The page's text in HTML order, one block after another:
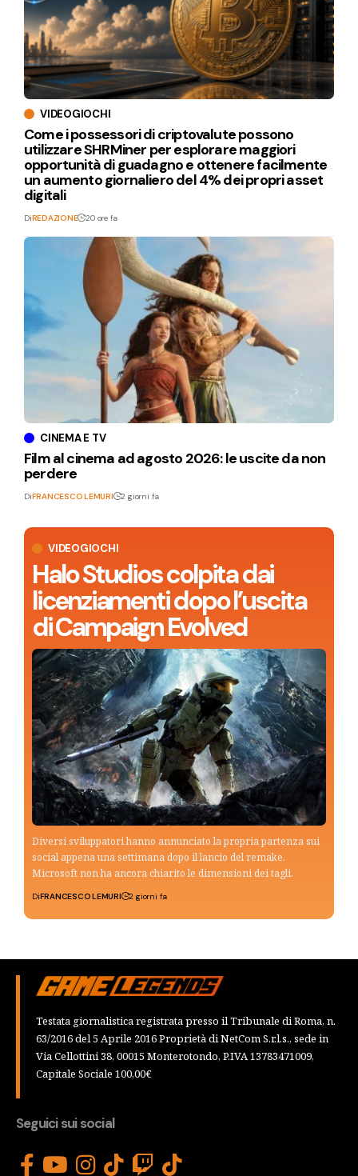
VIDEOGIOCHI
Halo Studios colpita dai
licenziamenti dopo l’uscita
di Campaign Evolved
Diversi sviluppatori hanno annunciato la propria partenza sui
social appena una settimana dopo il lancio del remake.
Microsoft non ha ancora chiarito le dimensioni dei tagli.
DiFRANCESCO LEMURI 2 giorni fa
VIDEOGIOCHI
Come i possessori di criptovalute possono
utilizzare SHRMiner per esplorare maggiori
opportunità di guadagno e ottenere facilmente
un aumento giornaliero del 4% dei propri asset
digitali
DiREDAZIONE 20 ore fa
CINEMA E TV
Film al cinema ad agosto 2026: le uscite da non
perdere
DiFRANCESCO LEMURI 2 giorni fa
Testata giornalistica registrata presso il Tribunale di Roma, n.
63/2016 del 5 Aprile 2016 Proprietà di NetCom S.r.l.s., sede in
Via Cellottini 38, 00015 Monterotondo, P.IVA 13783471009,
Capitale Sociale 100,00€
Seguici sui social